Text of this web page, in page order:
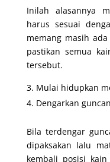
Inilah alasannya
harus sesuai
memang masih
pastikan semua
tersebut.
Mulai hidupkan
Dengarkan
Bila terdengar
dipaksakan lalu
kembali posisi